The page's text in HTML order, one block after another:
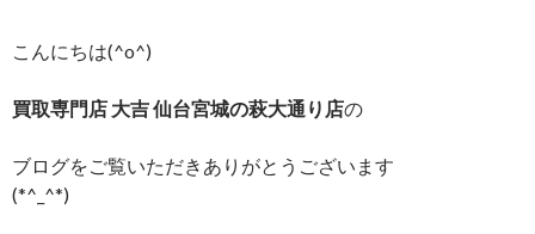
こんにちは(^o^)
買取専門店 大吉 仙台宮城の萩大通り店の
ブログをご覧いただきありがとうございます
(*^_^*)